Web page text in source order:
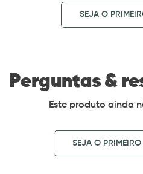
SEJA O
Perguntas &
Este produto ainda
SEJA O PRIMEIRO